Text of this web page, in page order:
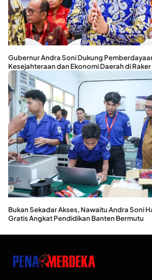
Gubernur Andra Soni Dukung
Kesejahteraan dan Ekonomi Daerah di Raker
Bukan Sekadar Akses, Nawaitu Andra Soni
Gratis Angkat Pendidikan Banten Bermutu